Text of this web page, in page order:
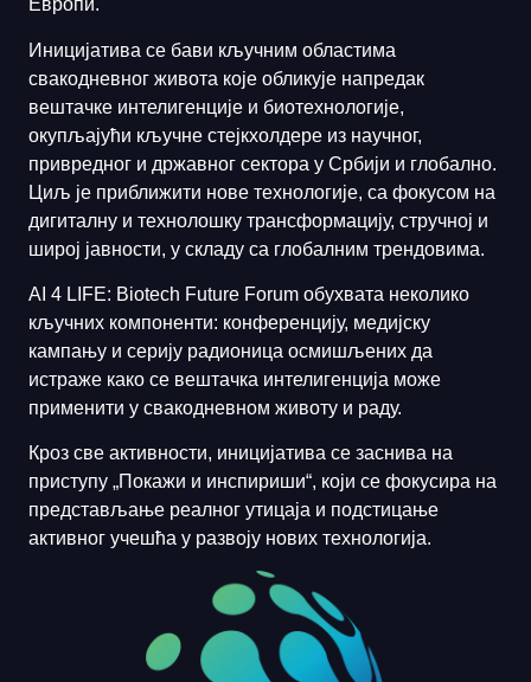
Европи.
Иницијатива се бави кључним областима
свакодневног живота које обликује напредак
вештачке интелигенције и биотехнологије,
окупљајући кључне стејкхолдере из научног,
привредног и државног сектора у Србији и глобално.
Циљ је приближити нове технологије, са фокусом на
дигиталну и технолошку трансформацију, стручној и
широј јавности, у складу са глобалним трендовима.
AI 4 LIFE: Biotech Future Forum обухвата неколико
кључних компоненти: конференцију, медијску
кампању и серију радионица осмишљених да
истраже како се вештачка интелигенција може
применити у свакодневном животу и раду.
Кроз све активности, иницијатива се заснива на
приступу „Покажи и инспириши“, који се фокусира на
представљање реалног утицаја и подстицање
активног учешћа у развоју нових технологија.